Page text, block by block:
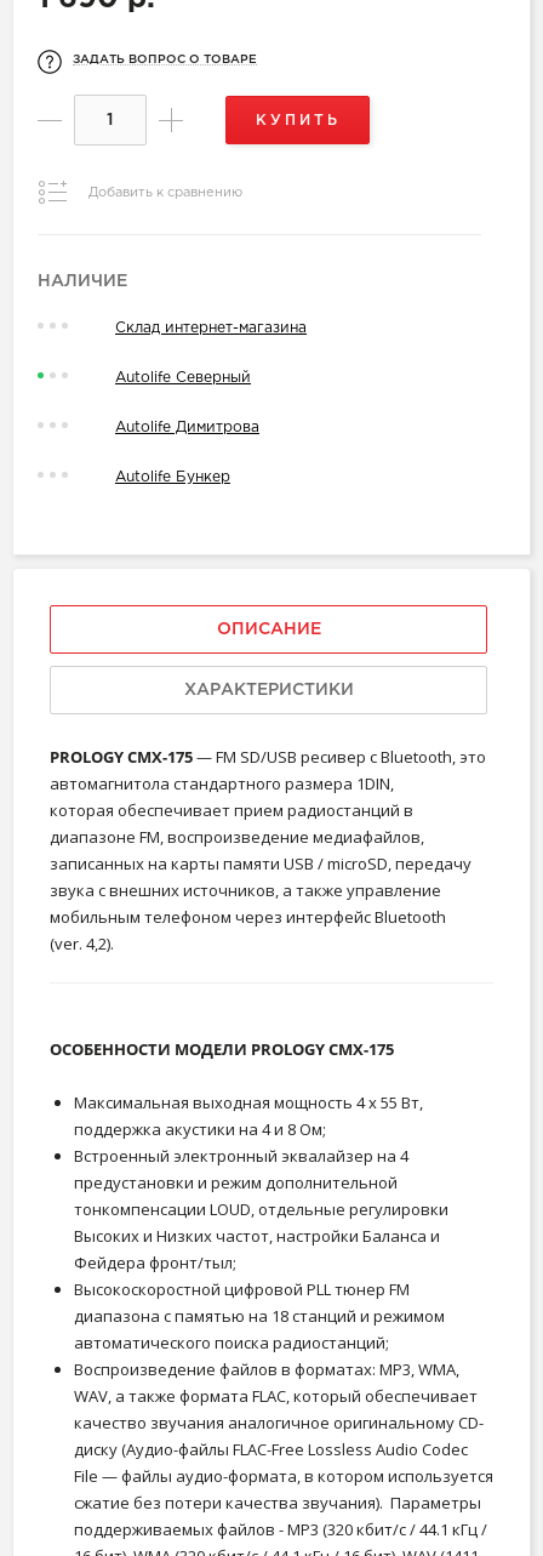
ЗАДАТЬ ВОПРОС О ТОВАРЕ
КУПИТЬ
Добавить к сравнению
НАЛИЧИЕ
Склад интернет-магазина
Autolife Северный
Autolife Димитрова
Autolife Бункер
ОПИСАНИЕ
ХАРАКТЕРИСТИКИ
PROLOGY CMX-175— FM SD/USB ресивер с Bluetooth, это
автомагнитола стандартного размера 1DIN,
которая обеспечивает прием радиостанций в
диапазоне FM, воспроизведение медиафайлов,
записанных на карты памяти USB / microSD, передачу
звука с внешних источников, а также управление
мобильным телефоном через интерфейс Bluetooth
(ver. 4,2).
ОСОБЕННОСТИ МОДЕЛИ PROLOGY CMX-175
Максимальная выходная мощность 4 х 55 Вт,
поддержка акустики на 4 и 8 Ом;
Встроенный электронный эквалайзер на 4
предустановки и режим дополнительной
тонкомпенсации LOUD, отдельные регулировки
Высоких и Низких частот, настройки Баланса и
Фейдера фронт/тыл;
Высокоскоростной цифровой PLL тюнер FM
диапазона с памятью на 18 станций и режимом
автоматического поиска радиостанций;
Воспроизведение файлов в форматах: MP3, WMA,
WAV, а также формата FLAC, который обеспечивает
качество звучания аналогичное оригинальному CD-
диску (Аудио-файлы FLAC-Free Lossless Audio Codec
File — файлы аудио-формата, в котором используется
сжатие без потери качества звучания). Параметры
поддерживаемых файлов - MP3 (320 кбит/с / 44.1 кГц /